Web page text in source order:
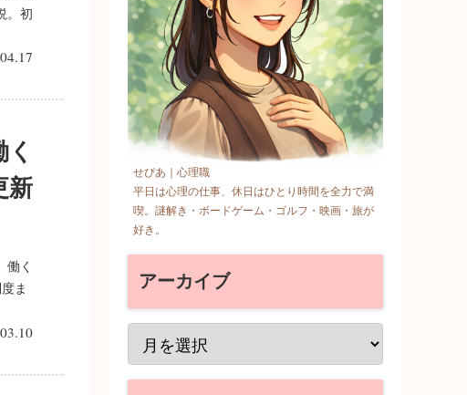
。初
新
働く
ま
せぴあ｜心理職
平日は心理の仕事、休日はひとり時間を全力で満
喫。謎解き・ボードゲーム・ゴルフ・映画・旅が
好き。
アーカイブ